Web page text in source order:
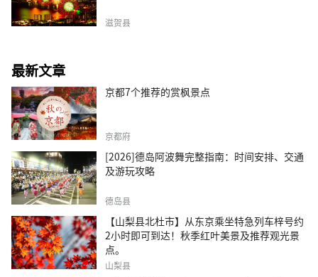
滋贺县
最新文章
京都7个推荐的赏枫景点
京都府
[2026]德岛阿波舞完整指南：时间安排、交通
及游玩攻略
德岛县
【山梨县北杜市】从东京乘坐特急列车梓号约
2小时即可到达！秋季红叶美景及推荐观光景
点。
山梨县